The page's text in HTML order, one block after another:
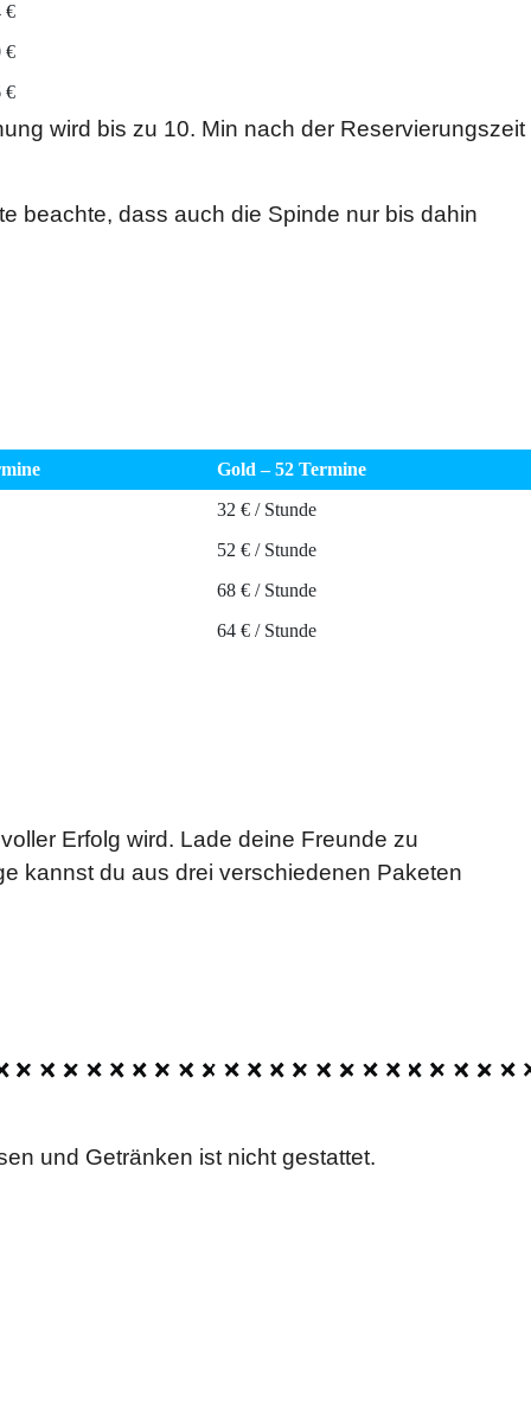
€
€
€
wird bis zu 10. Min nach der Reservierungszeit
beachte, dass auch die Spinde nur bis dahin
Gold – 52 Termine
32 € / Stunde
52 € / Stunde
68 € / Stunde
64 € / Stunde
Erfolg wird. Lade deine Freunde zu
kannst du aus drei verschiedenen Paketen
und Getränken ist nicht gestattet.